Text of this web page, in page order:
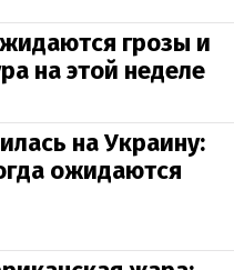
грозы и
на этой неделе
на Украину:
ожидаются